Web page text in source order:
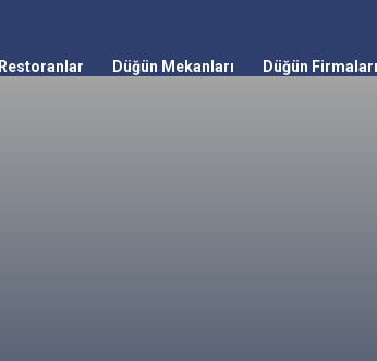
Restoranlar Düğün Mekanları Düğün Firmaları